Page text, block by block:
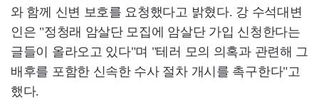
와 함께 신변 보호를 요청했다고 밝혔다. 강 수석대변
인은 "정청래 암살단 모집에 암살단 가입 신청한다는
글들이 올라오고 있다"며 "테러 모의 의혹과 관련해 그
배후를 포함한 신속한 수사 절차 개시를 촉구한다"고
했다.